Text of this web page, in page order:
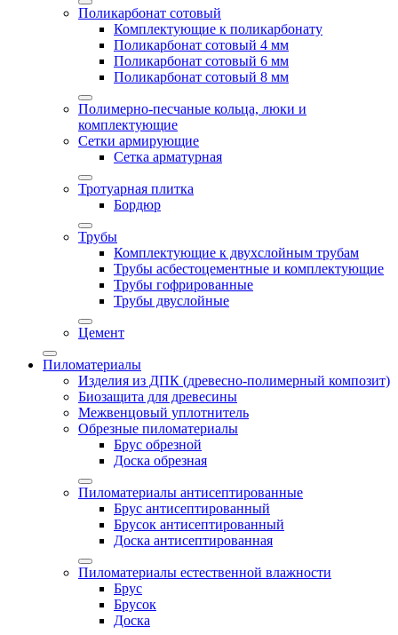
Поликарбонат сотовый
Комплектующие к поликарбонату
Поликарбонат сотовый 4 мм
Поликарбонат сотовый 6 мм
Поликарбонат сотовый 8 мм
Полимерно-песчаные кольца, люки и
комплектующие
Сетки армирующие
Сетка арматурная
Тротуарная плитка
Бордюр
Трубы
Комплектующие к двухслойным трубам
Трубы асбестоцементные и комплектующие
Трубы гофрированные
Трубы двуслойные
Цемент
Пиломатериалы
Изделия из ДПК (древесно-полимерный композит)
Биозащита для древесины
Межвенцовый уплотнитель
Обрезные пиломатериалы
Брус обрезной
Доска обрезная
Пиломатериалы антисептированные
Брус антисептированный
Брусок антисептированный
Доска антисептированная
Пиломатериалы естественной влажности
Брус
Брусок
Доска